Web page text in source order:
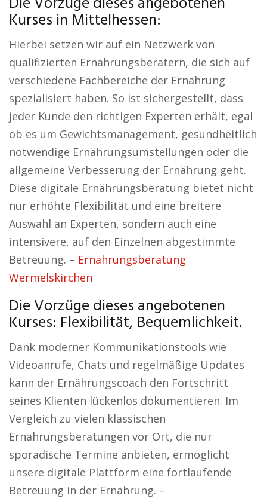
Kurses in Mittelhessen:
Hierbei setzen wir auf ein Netzwerk von
qualifizierten Ernährungsberatern, die sich auf
verschiedene Fachbereiche der Ernährung
spezialisiert haben. So ist sichergestellt, dass
jeder Kunde den richtigen Experten erhält, egal
ob es um Gewichtsmanagement, gesundheitlich
notwendige Ernährungsumstellungen oder die
allgemeine Verbesserung der Ernährung geht.
Diese digitale Ernährungsberatung bietet nicht
nur erhöhte Flexibilität und eine breitere
Auswahl an Experten, sondern auch eine
intensivere, auf den Einzelnen abgestimmte
Betreuung. – Ernährungsberatung
Wermelskirchen
Die Vorzüge dieses angebotenen
Kurses: Flexibilität, Bequemlichkeit.
Dank moderner Kommunikationstools wie
Videoanrufe, Chats und regelmäßige Updates
kann der Ernährungscoach den Fortschritt
seines Klienten lückenlos dokumentieren. Im
Vergleich zu vielen klassischen
Ernährungsberatungen vor Ort, die nur
sporadische Termine anbieten, ermöglicht
unsere digitale Plattform eine fortlaufende
Betreuung in der Ernährung. –